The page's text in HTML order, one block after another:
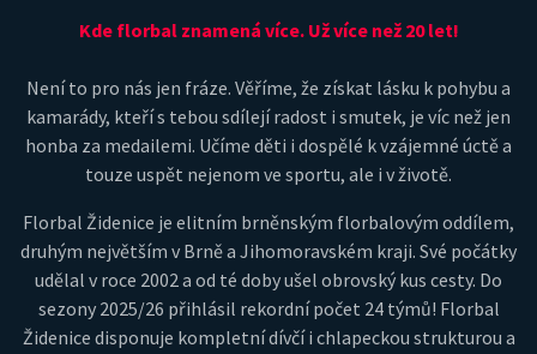
Kde florbal znamená více. Už více než 20 let!
Není to pro nás jen fráze. Věříme, že získat lásku k pohybu a
kamarády, kteří s tebou sdílejí radost i smutek, je víc než jen
honba za medailemi. Učíme děti i dospělé k vzájemné úctě a
touze uspět nejenom ve sportu, ale i v životě.
Florbal Židenice je elitním brněnským florbalovým oddílem,
druhým největším v Brně a Jihomoravském kraji. Své počátky
udělal v roce 2002 a od té doby ušel obrovský kus cesty. Do
sezony 2025/26 přihlásil rekordní počet 24 týmů! Florbal
Židenice disponuje kompletní dívčí i chlapeckou strukturou a